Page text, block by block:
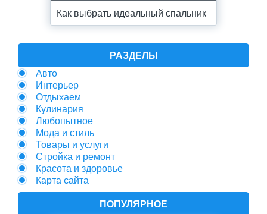
Как выбрать идеальный спальник
РАЗДЕЛЫ
Авто
Интерьер
Отдыхаем
Кулинария
Любопытное
Мода и стиль
Товары и услуги
Стройка и ремонт
Красота и здоровье
Карта сайта
ПОПУЛЯРНОЕ